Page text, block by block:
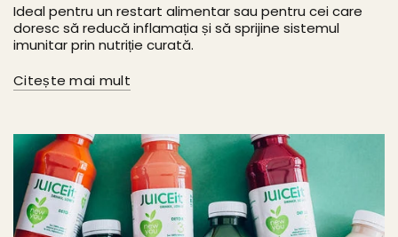
Ideal pentru un restart alimentar sau pentru cei care
doresc să reducă inflamația și să sprijine sistemul
imunitar prin nutriție curată.
Citește mai mult